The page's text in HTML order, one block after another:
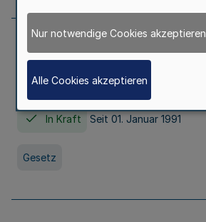
Erstes Gesetz zur
Kinder- und
KJHG -
In Kraft Seit 01. Januar 1991
Gesetz
Nur notwendige Cookies akzeptieren
Alle Cookies akzeptieren